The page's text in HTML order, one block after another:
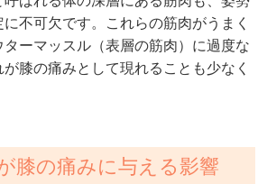
不可欠です。これらの筋肉がうまく
ーマッスル（表層の筋肉）に過度な
膝の痛みとして現れることも少なく
膝の痛みに与える影響